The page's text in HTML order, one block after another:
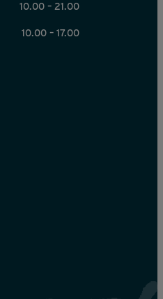
10.00 – 21.00
10.00 – 17.00